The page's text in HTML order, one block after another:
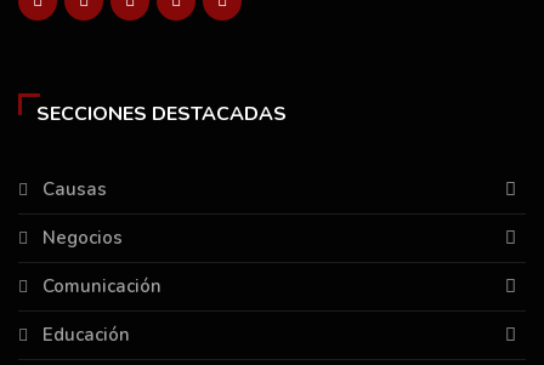
SECCIONES DESTACADAS
Causas
Negocios
Comunicación
Educación